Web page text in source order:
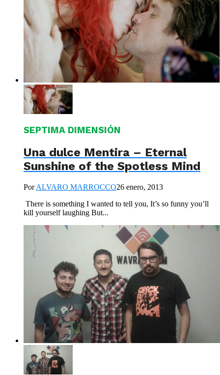
SEPTIMA DIMENSIÓN
Una dulce Mentira – Eternal
Sunshine of the Spotless Mind
PorALVARO MARROCCO26 enero, 2013
There is something I wanted to tell you, It’s so funny you’ll
kill yourself laughing But...